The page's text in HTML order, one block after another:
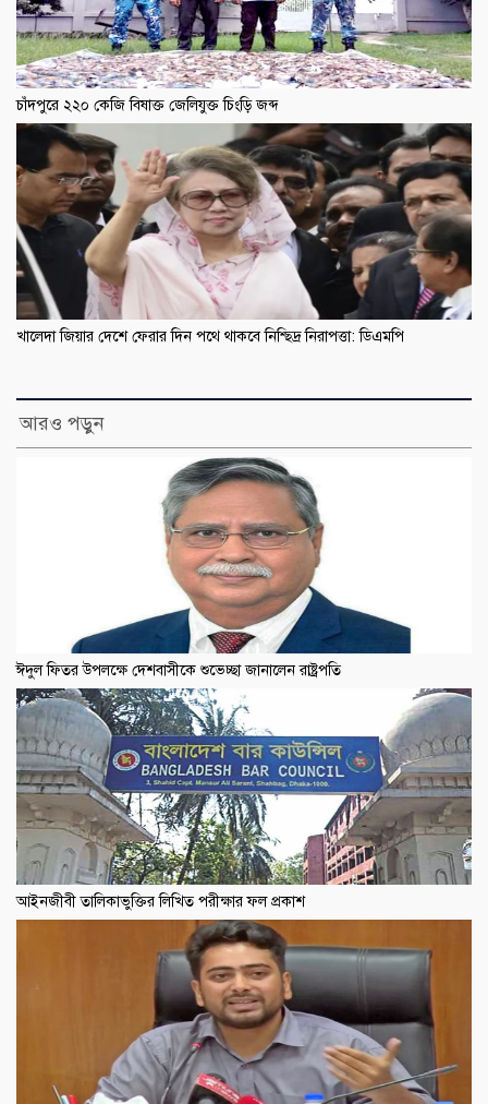
চাঁদপুরে ২২০ কেজি বিষাক্ত জেলিযুক্ত চিংড়ি জব্দ
খালেদা জিয়ার দেশে ফেরার দিন পথে থাকবে নিশ্ছিদ্র নিরাপত্তা: ডিএমপি
আরও পড়ুন
ঈদুল ফিতর উপলক্ষে দেশবাসীকে শুভেচ্ছা জানালেন রাষ্ট্রপতি
আইনজীবী তালিকাভুক্তির লিখিত পরীক্ষার ফল প্রকাশ